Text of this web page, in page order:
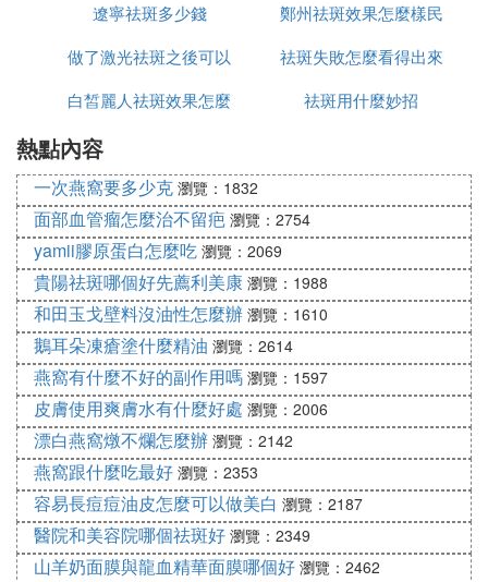
祛斑好用
店可以祛斑
遼寧祛斑多少錢
鄭州祛斑效果怎麼樣民
眾聽過美萊
做了激光祛斑之後可以
吃什麼
祛斑失敗怎麼看得出來
白皙麗人祛斑效果怎麼
祛斑用什麼妙招
熱點內容
一次燕窩要多少克 瀏覽：1832
面部血管瘤怎麼治不留疤 瀏覽：2754
yamii膠原蛋白怎麼吃 瀏覽：2069
貴陽祛斑哪個好先薦利美康 瀏覽：1988
和田玉戈壁料沒油性怎麼辦 瀏覽：1610
鵝耳朵凍瘡塗什麼精油 瀏覽：2614
燕窩有什麼不好的副作用嗎 瀏覽：1597
皮膚使用爽膚水有什麼好處 瀏覽：2006
漂白燕窩燉不爛怎麼辦 瀏覽：2142
燕窩跟什麼吃最好 瀏覽：2353
容易長痘痘油皮怎麼可以做美白 瀏覽：2187
醫院和美容院哪個祛斑好 瀏覽：2349
山羊奶面膜與龍血精華面膜哪個好 瀏覽：2462